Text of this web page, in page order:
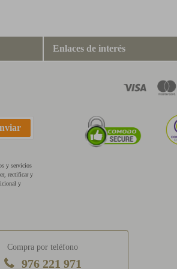
Enlaces de interés
y servicios
rectificar y
y
Compra por teléfono
976 221 971